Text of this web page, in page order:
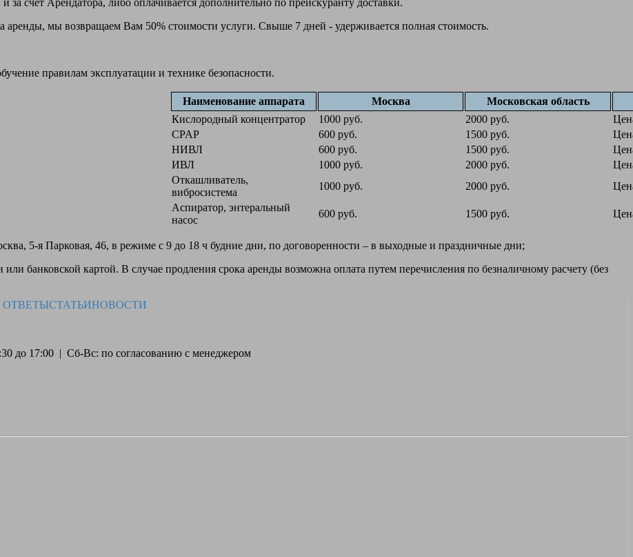
счет Арендатора, либо оплачивается дополнительно по прейскуранту доставки.
аренды, мы возвращаем Вам 50% стоимости услуги. Свыше 7 дней - удерживается полная стоимость.
правилам эксплуатации и технике безопасности.
Наименование аппарата Москва
Московская область
Кислородный концентратор
1000 руб. 2000 руб.
CPAP
600 руб. 1500 руб.
НИВЛ
600 руб. 1500 руб.
ИВЛ
1000 руб. 2000 руб.
Откашливатель,
вибросистема
1000 руб. 2000 руб.
Аспиратор, энтеральный
насос
600 руб. 1500 руб.
5-я Парковая, 46, в режиме с 9 до 18 ч будние дни, по договоренности – в выходные и праздничные дни;
банковской картой. В случае продления срока аренды возможна оплата путем перечисления по безналичному расчету (без
СТАТЬИНОВОСТИ
до 17:00 | Сб-Вс: по согласованию с менеджером